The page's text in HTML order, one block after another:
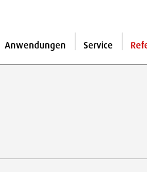
Anwendungen Service